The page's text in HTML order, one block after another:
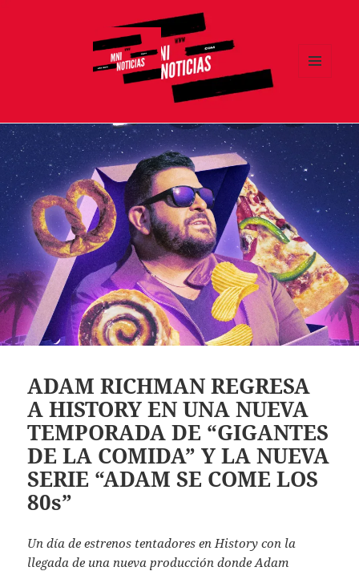
ADAM RICHMAN REGRESA
A HISTORY EN UNA NUEVA
TEMPORADA DE “GIGANTES
DE LA COMIDA” Y LA NUEVA
SERIE “ADAM SE COME LOS
80s”
Un día de estrenos tentadores en History con la
llegada de una nueva producción donde Adam